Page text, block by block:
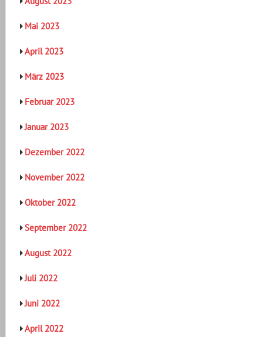
Mai 2023
April 2023
März 2023
Februar 2023
Januar 2023
Dezember 2022
November 2022
Oktober 2022
September 2022
August 2022
Juli 2022
Juni 2022
April 2022